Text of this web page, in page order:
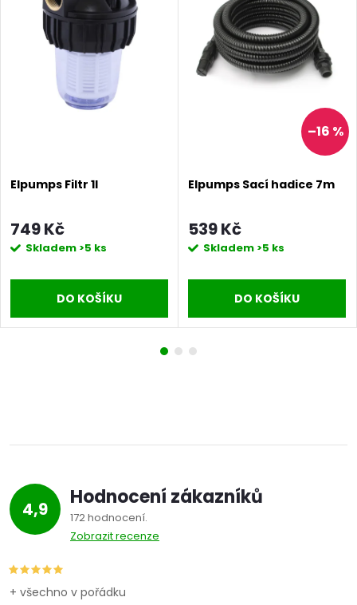
Elpumps Filtr 1l
749 Kč
Skladem >5 ks
DO KOŠÍKU
–16 %
Elpumps Sací hadice 7m
539 Kč
Skladem >5 ks
DO KOŠÍKU
4,9 Hodnocení zákazníků
172 hodnocení
Zobrazit recenze
+ všechno v pořádku